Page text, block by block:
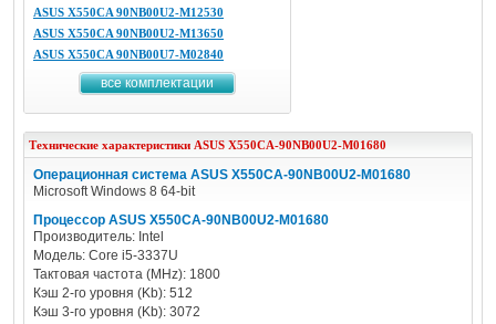
ASUS X550CA 90NB00U2-M12530
ASUS X550CA 90NB00U2-M13650
ASUS X550CA 90NB00U7-M02840
все комплектации
Технические характеристики ASUS X550CA-90NB00U2-M01680
Операционная система ASUS X550CA-90NB00U2-M01680
Microsoft Windows 8 64-bit
Процессор ASUS X550CA-90NB00U2-M01680
Производитель: Intel
Модель: Core i5-3337U
Тактовая частота (MHz): 1800
Кэш 2-го уровня (Kb): 512
Кэш 3-го уровня (Kb): 3072